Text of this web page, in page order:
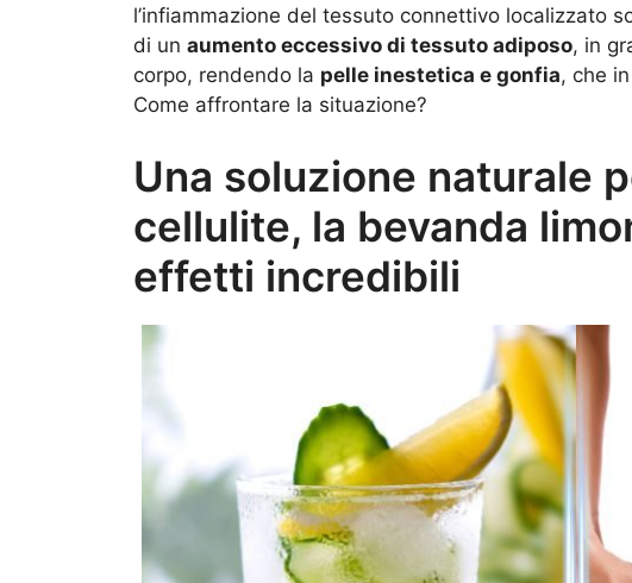
l’infiammazione del tessuto connettivo localizzato
di un aumento eccessivo di tessuto adiposo, in
corpo, rendendo la pelle inestetica e gonfia, che
Come affrontare la situazione?
Una soluzione naturale
cellulite, la bevanda
effetti incredibili